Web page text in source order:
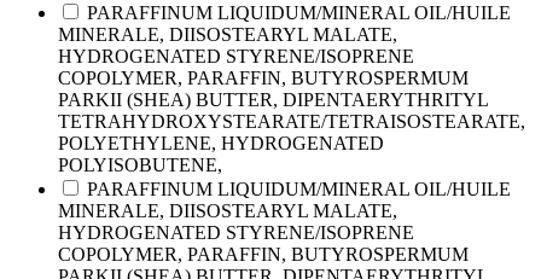
PARAFFINUM LIQUIDUM/MINERAL OIL/HUILE
MINERALE, DIISOSTEARYL MALATE,
HYDROGENATED STYRENE/ISOPRENE
COPOLYMER, PARAFFIN, BUTYROSPERMUM
PARKII (SHEA) BUTTER, DIPENTAERYTHRITYL
TETRAHYDROXYSTEARATE/TETRAISOSTEARATE,
POLYETHYLENE, HYDROGENATED
POLYISOBUTENE,
PARAFFINUM LIQUIDUM/MINERAL OIL/HUILE
MINERALE, DIISOSTEARYL MALATE,
HYDROGENATED STYRENE/ISOPRENE
COPOLYMER, PARAFFIN, BUTYROSPERMUM